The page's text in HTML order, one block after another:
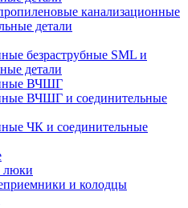
канализационные
детали
безраструбные SML и
детали
ВЧШГ
ВЧШГ и соединительные
ЧК и соединительные
люки
и колодцы